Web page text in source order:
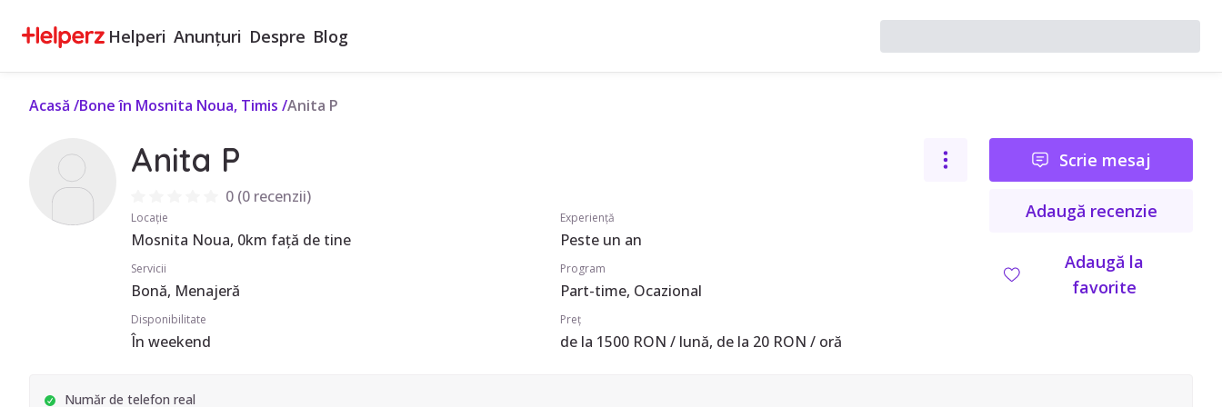
Helperi Anunțuri Despre Blog
Acasă /Bone în Mosnita Noua, Timis /Anita P
Anita P
0(0 recenzii)
Locație
Mosnita Noua, 0km față de tine
Experiență
Peste un an
Servicii
Bonă, Menajeră
Program
Part-time, Ocazional
Disponibilitate
În weekend
Preț
de la 1500 RON / lună, de la 20 RON / oră
Scrie mesaj
Adaugă recenzie
Adaugă la
favorite
Număr de telefon real